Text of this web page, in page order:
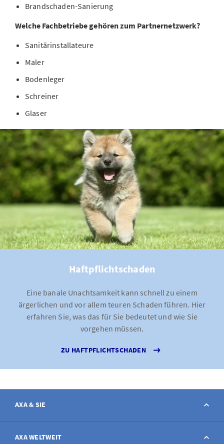
Brandschaden-Sanierung
Welche Fachbetriebe gehören zum Partnernetzwerk?
Sanitärinstallateure
Maler
Bodenleger
Schreiner
Glaser
Haftpflichtschaden
Eine banale Unachtsamkeit kann schnell zu einem
ärgerlichen und vor allem teuren Schaden führen. Hier
erfahren Sie, was das für Sie bedeutet und wie Sie
vorgehen müssen.
ZU HAFTPFLICHTSCHADEN
AXA & SIE
Kontakt
AXA WELTWEIT